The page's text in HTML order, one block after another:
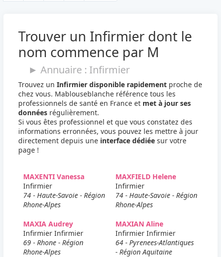
Trouver un Infirmier dont le
nom commence par M
► Annuaire : Infirmier
Trouvez unInfirmier disponible rapidement proche de
chez vous. Mablouseblanche référence tous les
professionnels de santé en France et met à jour ses
données régulièrement.
Si vous êtes professionnel et que vous constatez des
informations erronnées, vous pouvez les mettre à jour
directement depuis une interface dédiée sur votre
page !
MAXENTI Vanessa
Infirmier
74 - Haute-Savoie - Région
Rhone-Alpes
MAXFIELD Helene
Infirmier
74 - Haute-Savoie - Région
Rhone-Alpes
MAXIA Audrey
Infirmier Infirmier
69 - Rhone - Région
Rhone-Alpes
MAXIAN Aline
Infirmier Infirmier
64 - Pyrenees-Atlantiques
- Région Aquitaine